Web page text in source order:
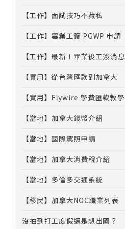
【工作】面試技巧不藏私
【工作】畢業工簽 PGWP 申請
【工作】最新！畢業後工簽消息
【實用】從台灣匯款到加拿大
【實用】Flywire 學費匯款教學
【當地】加拿大錢幣介紹
【當地】國際駕照申請
【當地】加拿大消費稅介紹
【當地】多倫多交通系統
【移民】加拿大NOC職業列表
沒抽到打工度假還是想出國？